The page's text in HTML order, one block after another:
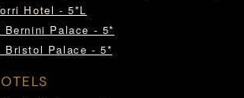
Hotel - 5*L
Palace - 5*
Bristol Palace - 5*